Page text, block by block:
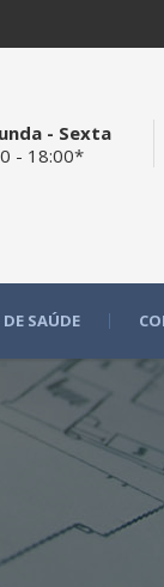
- Sexta
- 18:00*
SAÚDE